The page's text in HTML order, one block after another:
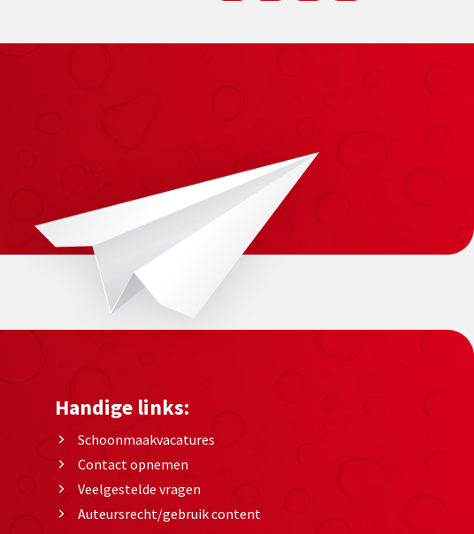
Handige links:
Schoonmaakvacatures
Contact opnemen
Veelgestelde vragen
Auteursrecht/gebruik content